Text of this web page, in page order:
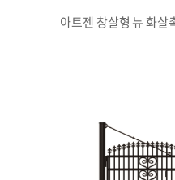
아트젠 창살형 뉴 화